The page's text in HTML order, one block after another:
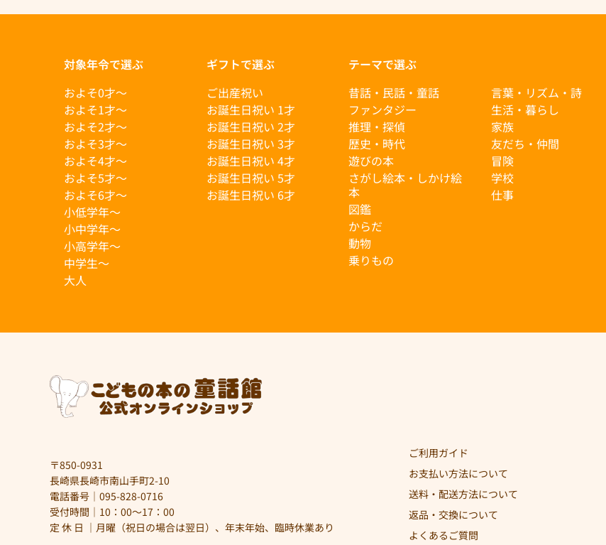
対象年令で選ぶ
およそ0才〜
およそ1才〜
およそ2才〜
およそ3才〜
およそ4才〜
およそ5才〜
およそ6才〜
小低学年〜
小中学年〜
小高学年〜
中学生〜
大人
ギフトで選ぶ
ご出産祝い
お誕生日祝い 1才
お誕生日祝い 2才
お誕生日祝い 3才
お誕生日祝い 4才
お誕生日祝い 5才
お誕生日祝い 6才
テーマで選ぶ
昔話・民話・童話
ファンタジー
推理・探偵
歴史・時代
遊びの本
さがし絵本・しかけ絵
本
図鑑
からだ
動物
乗りもの
言葉・リズム・詩
生活・暮らし
家族
友だち・仲間
冒険
学校
仕事
〒850-0931
長崎県長崎市南山手町2-10
電話番号｜ 095-828-0716
受付時間｜10：00～17：00
定 休 日 ｜月曜（祝日の場合は翌日）、年末年始、臨時休業あり
ご利用ガイド
お支払い方法について
送料・配送方法について
返品・交換について
よくあるご質問